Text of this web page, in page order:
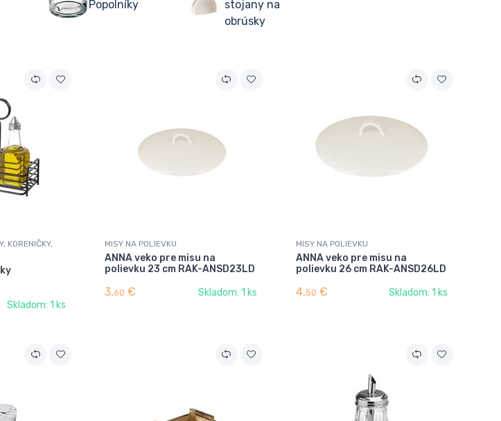
Popolníky
stojany na
obrúsky
KORENIČKY,
Skladom: 1 ks
MISY NA POLIEVKU
ANNA veko pre misu na
polievku 23 cm RAK-ANSD23LD
3,60 € Skladom: 1 ks
MISY NA POLIEVKU
ANNA veko pre misu na
polievku 26 cm RAK-ANSD26LD
4,50 € Skladom: 1 ks